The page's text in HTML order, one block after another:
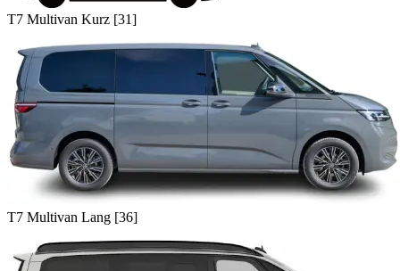
T7 Multivan Kurz [31]
T7 Multivan Lang [36]